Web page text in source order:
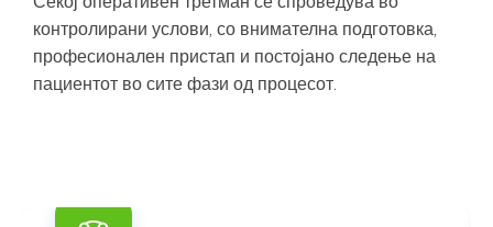
контролирани услови, со внимателна подготовка,
професионален пристап и постојано следење на
пациентот во сите фази од процесот.